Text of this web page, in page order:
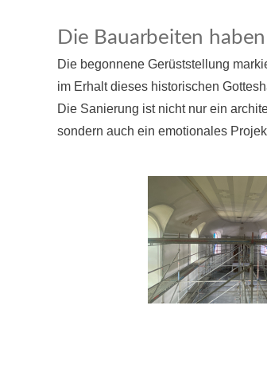
Die Bauarbeiten
Die begonnene Gerüststellung
im Erhalt dieses historischen
Die Sanierung ist nicht nur ein
sondern auch ein emotionales